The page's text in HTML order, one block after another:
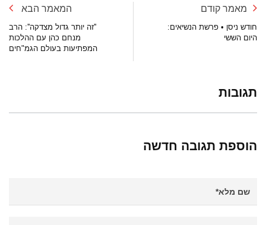
מאמר קודם
חודש ניסן • פרשת הנשיאים:
היום הששי
המאמר הבא
''זה יותר גדול מצדקה'': הרב
מנחם כהן עם ההלכות
המפתיעות בעולם הגמ"חים
תגובות
הוספת תגובה חדשה